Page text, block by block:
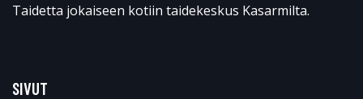
Taidetta jokaiseen kotiin taidekeskus Kasarmilta.
SIVUT